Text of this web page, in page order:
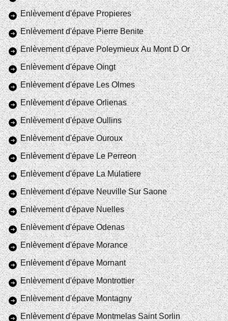
Enlèvement d'épave Propieres
Enlèvement d'épave Pierre Benite
Enlèvement d'épave Poleymieux Au Mont D Or
Enlèvement d'épave Oingt
Enlèvement d'épave Les Olmes
Enlèvement d'épave Orlienas
Enlèvement d'épave Oullins
Enlèvement d'épave Ouroux
Enlèvement d'épave Le Perreon
Enlèvement d'épave La Mulatiere
Enlèvement d'épave Neuville Sur Saone
Enlèvement d'épave Nuelles
Enlèvement d'épave Odenas
Enlèvement d'épave Morance
Enlèvement d'épave Mornant
Enlèvement d'épave Montrottier
Enlèvement d'épave Montagny
Enlèvement d'épave Montmelas Saint Sorlin